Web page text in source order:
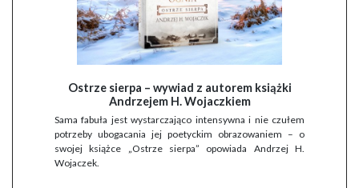
Ostrze sierpa – wywiad z autorem książki
Andrzejem H. Wojaczkiem
Sama fabuła jest wystarczająco intensywna i nie czułem
potrzeby ubogacania jej poetyckim obrazowaniem – o
swojej książce „Ostrze sierpa” opowiada Andrzej H.
Wojaczek.